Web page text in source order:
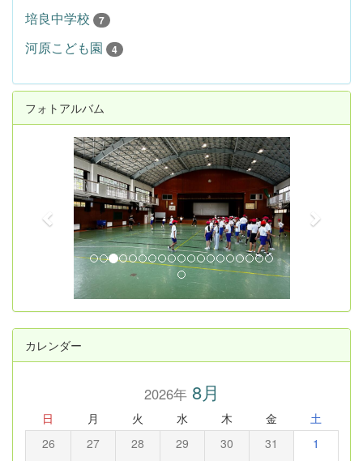
培良中学校 7
河原こども園 4
フォトアルバム
v
s
t
カレンダー
2026年8月
日 月 火 水 木 金 土
26 27 28 29 30 31 1